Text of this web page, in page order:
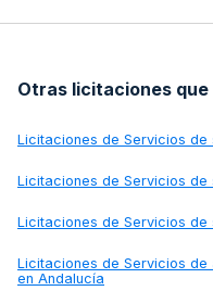
Otras licitaciones
Licitaciones de Servicios de
Licitaciones de Servicios de
Licitaciones de Servicios de
Licitaciones de Servicios de
en Andalucía